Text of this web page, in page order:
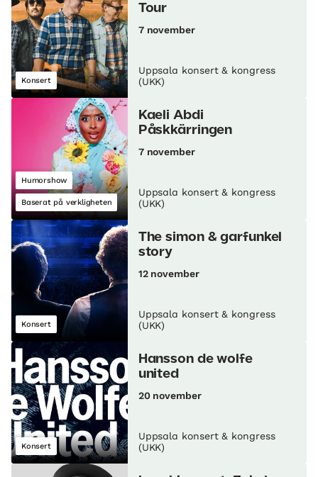
Konsert
Tour
7 november
Uppsala konsert & kongress
(UKK)
Humorshow
Baserat på verkligheten
Kaeli Abdi
Påskkärringen
7 november
Uppsala konsert & kongress
(UKK)
Konsert
The simon & garfunkel
story
12 november
Uppsala konsert & kongress
(UKK)
Konsert
Hansson de wolfe
united
20 november
Uppsala konsert & kongress
(UKK)